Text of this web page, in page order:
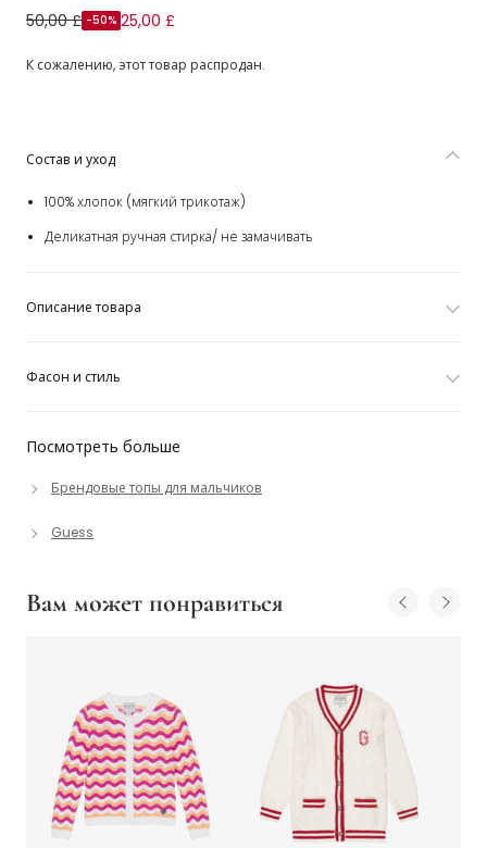
Кардиган кремовый хлопковый с вышитым логотипом
50,00 £ -50% 25,00 £
К сожалению, этот товар распродан.
Посмотреть больше
Брендовые топы для мальчиков
Guess
Состав и уход
100% хлопок (мягкий трикотаж)
Деликатная ручная стирка/ не замачивать
Описание товара
Фасон и стиль
Вам может понравиться